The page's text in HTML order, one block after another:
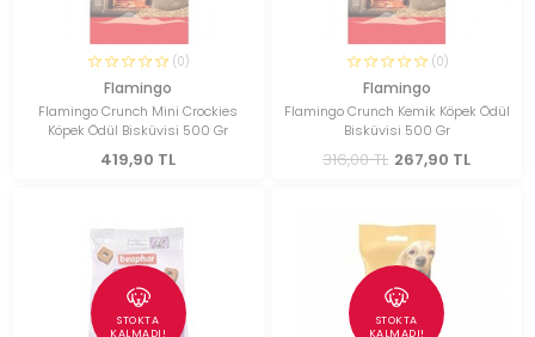
(0)
Flamingo
Flamingo Crunch Mini Crockies
Köpek Ödül Bisküvisi 500 Gr
419,90 TL
(0)
Flamingo
Flamingo Crunch Kemik Köpek Ödül
Bisküvisi 500 Gr
316,00 TL 267,90 TL
STOKTA
KALMADI!
STOKTA
KALMADI!